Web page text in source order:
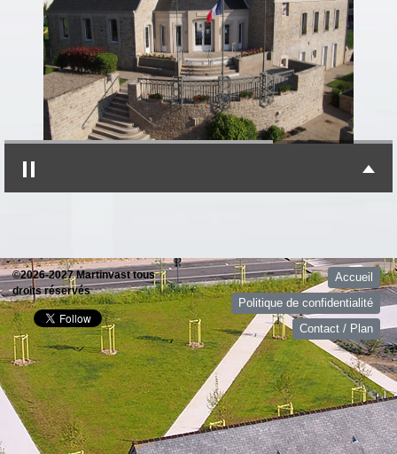
©2026-2027 Martinvast tous
droits réservés
Accueil
Politique de confidentialité
Contact / Plan